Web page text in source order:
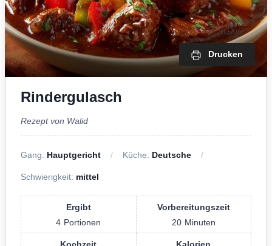
Drucken
Rindergulasch
Rezept von Walid
Gang: Hauptgericht Küche: Deutsche
Schwierigkeit: mittel
Ergibt
4 Portionen
Vorbereitungszeit
20 Minuten
Kochzeit Kalorien